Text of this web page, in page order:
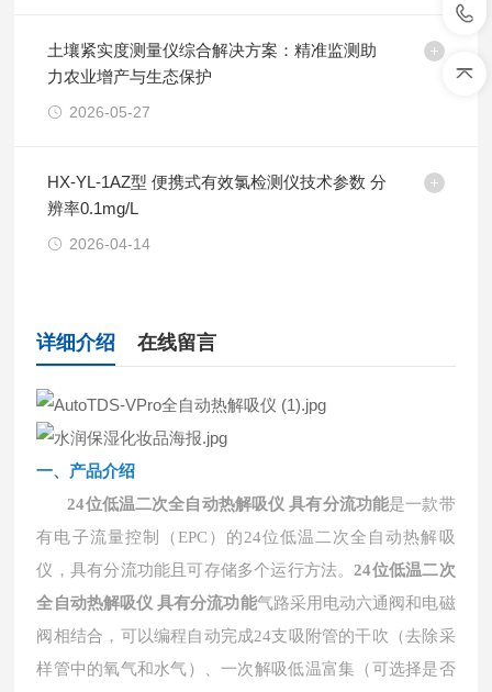
土壤紧实度测量仪综合解决方案：精准监测助
力农业增产与生态保护
2026-05-27
HX-YL-1AZ型 便携式有效氯检测仪技术参数 分
辨率0.1mg/L
2026-04-14
详细介绍 在线留言
一、产品介绍
24位低温二次全自动热解吸仪 具有分流功能是一款带
有电子流量控制（EPC）的24位低温二次全自动热解吸
仪，具有分流功能且可存储多个运行方法。 24位低温二次
全自动热解吸仪 具有分流功能气路采用电动六通阀和电磁
阀相结合，可以编程自动完成24支吸附管的干吹（去除采
样管中的氧气和水气）、一次解吸低温富集（可选择是否